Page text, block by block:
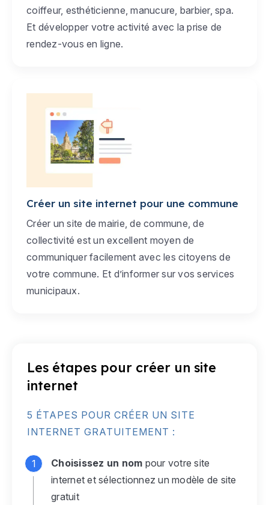
coiffeur, esthéticienne, manucure, barbier, spa.
Et développer votre activité avec la prise de
rendez-vous en ligne.
Créer un site internet pour une commune
Créer un site de mairie, de commune, de
collectivité est un excellent moyen de
communiquer facilement avec les citoyens de
votre commune. Et d’informer sur vos services
municipaux.
Les étapes pour créer un site
internet
5 ÉTAPES POUR CRÉER UN SITE
INTERNET GRATUITEMENT :
Choisissez un nom pour votre site
internet et sélectionnez un modèle de site
gratuit